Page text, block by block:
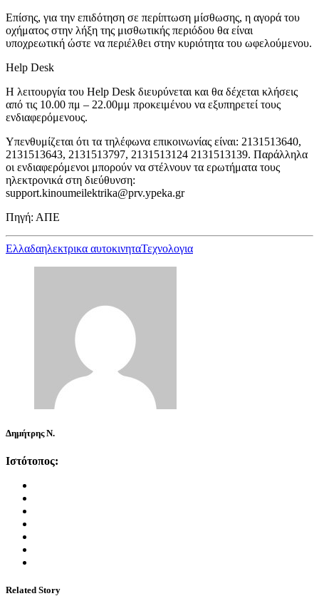
Επίσης, για την επιδότηση σε περίπτωση μίσθωσης, η αγορά του
οχήματος στην λήξη της μισθωτικής περιόδου θα είναι
υποχρεωτική ώστε να περιέλθει στην κυριότητα του ωφελούμενου.
Help Desk
Η λειτουργία του Help Desk διευρύνεται και θα δέχεται κλήσεις
από τις 10.00 πμ – 22.00μμ προκειμένου να εξυπηρετεί τους
ενδιαφερόμενους.
Υπενθυμίζεται ότι τα τηλέφωνα επικοινωνίας είναι: ‪2131513640,
2131513643, 2131513797, 2131513124 2131513139‬. Παράλληλα
οι ενδιαφερόμενοι μπορούν να στέλνουν τα ερωτήματα τους
ηλεκτρονικά στη διεύθυνση:
support.kinoumeilektrika@prv.ypeka.gr
Πηγή: ΑΠΕ
Ελλαδαηλεκτρικα αυτοκινηταΤεχνολογια
Δημήτρης Ν.
Ιστότοπος:
Related Story